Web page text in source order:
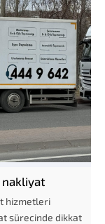
nakliyat
hizmetleri
sürecinde dikkat